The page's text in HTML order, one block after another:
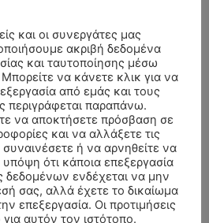
– ΣΑΒΒΑΤΟ 25/7/2026 –
57
και οι συνεργάτες μας
ακριβή δεδομένα
και ταυτοποίησης μέσω
να κάνετε κλικ για να
από εμάς και τους
περιγράφεται παραπάνω.
να αποκτήσετε πρόσβαση σε
και να αλλάξετε τις
συναινέσετε ή να αρνηθείτε να
ότι κάποια επεξεργασία
ενδέχεται να μην
σας, αλλά έχετε το δικαίωμα
επεξεργασία. Οι προτιμήσεις
αυτόν τον ιστότοπο.